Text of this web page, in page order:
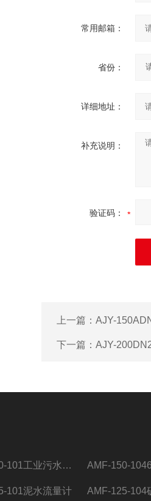
常用邮箱：
省份：
详细地址：
补充说明：
验证码：
上一篇： AJY-
下一篇： AJY-
AMF-200-101工业污水流量计
101泥水流量计 AMF-125-104